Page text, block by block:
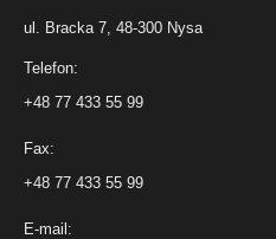
ul. Bracka 7, 48-300 Nysa
Telefon:
+48 77 433 55 99
Fax:
+48 77 433 55 99
E-mail: